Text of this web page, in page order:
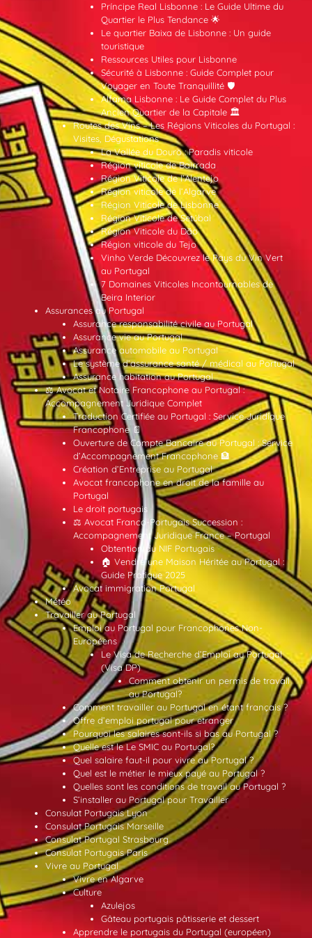
Príncipe Real Lisbonne : Le Guide Ultime du
Quartier le Plus Tendance 🌟
Le quartier Baixa de Lisbonne : Un guide
touristique
Ressources Utiles pour Lisbonne
Sécurité à Lisbonne : Guide Complet pour
Voyager en Toute Tranquillité 🛡️
Alfama Lisbonne : Le Guide Complet du Plus
Ancien Quartier de la Capitale 🏛️
Routes des Vins – Les Régions Viticoles du Portugal :
Visites, Dégustations
La Vallée du Douro : Paradis viticole
Région viticole de Bairrada
Région Viticole de l’Alentejo
Région viticole de l’Algarve
Région Viticole de Lisbonne
Région Viticole de Setúbal
Région Viticole du Dão
Région viticole du Tejo
Vinho Verde Découvrez le Pays du Vin Vert
au Portugal
7 Domaines Viticoles Incontournables de
Beira Interior
Assurances au Portugal
Assurance responsabilité civile au Portugal
Assurance vie au Portugal
Assurance automobile au Portugal
Le système d’assurance santé / médical au Portugal
Assurance habitation au Portugal
⚖️ Avocat et Notaire Francophone au Portugal :
Accompagnement Juridique Complet
Traduction Certifiée au Portugal : Service Juridique
Francophone 📄
Ouverture de Compte Bancaire au Portugal : Service
d’Accompagnement Francophone 🏦
Création d’Entreprise au Portugal
Avocat francophone en droit de la famille au
Portugal
Le droit portugais
⚖️ Avocat Franco-Portugais Succession :
Accompagnement Juridique France – Portugal
Obtention du NIF Portugais
🏠 Vendre une Maison Héritée au Portugal :
Guide Pratique 2025
Avocat immigration Portugal
Météo
Travailler au Portugal
Emploi au Portugal pour Francophones Non-
Européens
Le Visa de Recherche d’Emploi au Portugal
(Visa DP)
Comment obtenir un permis de travail
au Portugal?
Comment travailler au Portugal en étant français ?
Offre d’emploi portugal pour etranger
Pourquoi les salaires sont-ils si bas au Portugal ?
Quelle est le Le SMIC au Portugal?
Quel salaire faut-il pour vivre au Portugal ?
Quel est le métier le mieux payé au Portugal ?
Quelles sont les conditions de travail au Portugal ?
S’installer au Portugal pour Travailler
Consulat Portugais Lyon
Consulat Portugais Marseille
Consulat Portugal Strasbourg
Consulat Portugais Paris
Vivre au Portugal
Vivre en Algarve
Culture
Azulejos
Gâteau portugais pâtisserie et dessert
Apprendre le portugais du Portugal (européen)